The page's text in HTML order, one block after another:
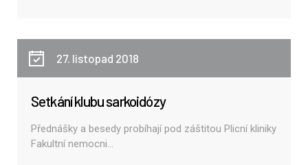
27. listopad 2018
Setkání klubu sarkoidózy
Přednášky a besedy probíhají pod záštitou Plicní kliniky
Fakultní nemocni...